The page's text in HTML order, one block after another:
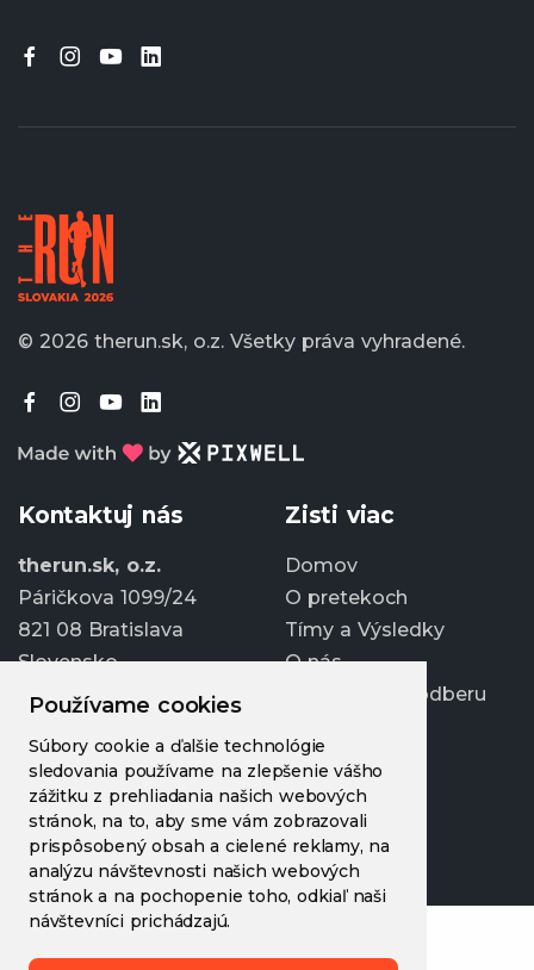
Používame cookies
Súbory cookie a ďalšie technológie
sledovania používame na zlepšenie vášho
zážitku z prehliadania našich webových
stránok, na to, aby sme vám zobrazovali
prispôsobený obsah a cielené reklamy, na
analýzu návštevnosti našich webových
stránok a na pochopenie toho, odkiaľ naši
návštevníci prichádzajú.
© 2026 therun.sk, o.z. Všetky práva vyhradené.
Kontaktuj nás
therun.sk, o.z.
Páričkova 1099/24
821 08 Bratislava
Slovensko
info@therun.sk
+421 907 807 363
Upraviť cookies
Zisti viac
Domov
O pretekoch
Tímy a Výsledky
O nás
Prihlásiť sa k odberu